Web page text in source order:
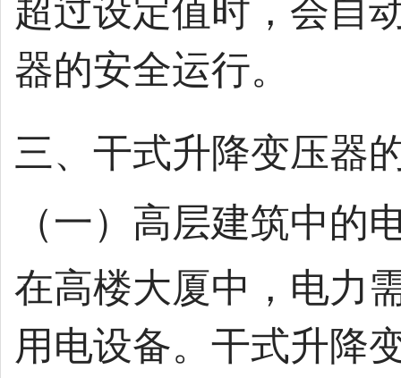
超过设定值时，会自
器的安全运行。
三、干式升降变压器
（一）高层建筑中的
在高楼大厦中，电力
用电设备。干式升降